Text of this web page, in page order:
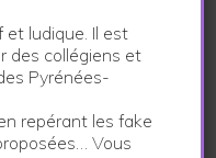
Fêtes de
ludique. Il est
des collégiens et
Pyrénées-
repérant les fake
Vous